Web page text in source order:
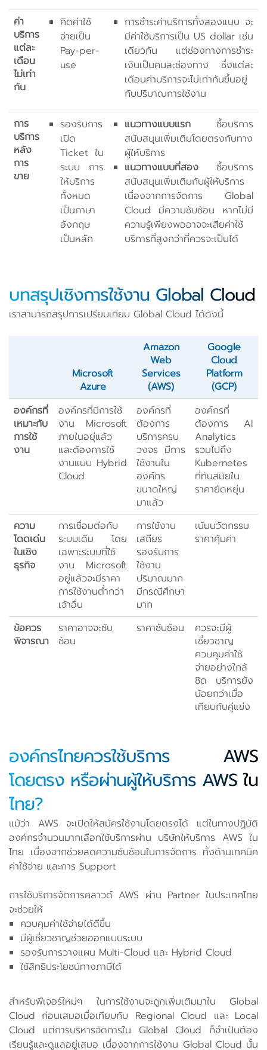
ค่า
บริการ
แต่ละ
เดือน
ไม่เท่า
กัน
คิดค่าใช้
จ่ายเป็น
Pay-per-
use
การชำระค่าบริการทั้งสองแบบ จะ
มีค่าใช้บริการเป็น US dollar เช่น
เดียวกัน แต่ช่องทางการชำระ
เงินเป็นคนละช่องทาง ซึ่งแต่ละ
เดือนค่าบริการจะไม่เท่ากันขึ้นอยู่
กับปริมาณการใช้งาน
การ
บริการ
หลัง
การ
ขาย
รองรับการ
เปิด
Ticket ใน
ระบบ การ
ให้บริการ
ทั้งหมด
เป็นภาษา
อังกฤษ
เป็นหลัก
แนวทางแบบแรก ซื้อบริการ
สนับสนุนเพิ่มเติมโดยตรงกับทาง
ผู้ให้บริการ
แนวทางแบบที่สอง ซื้อบริการ
สนับสนุนเพิ่มเติมกับผู้ให้บริการ
เนื่องจากการจัดการ Global
Cloud มีความซับซ้อน หากไม่มี
ความรู้เพียงพออาจจะเสียค่าใช้
บริการที่สูงกว่าที่ควรจะเป็นได้
บทสรุปเชิงการใช้งาน Global Cloud
เราสามารถสรุปการเปรียบเทียบ Global Cloud ได้ดังนี้
Microsoft
Azure
Amazon
Web
Services
(AWS)
Google
Cloud
Platform
(GCP)
องค์กรที่
เหมาะกับ
การใช้
งาน
องค์กรที่มีการใช้
งาน Microsoft
ภายในอยุ่แล้ว
และต้องการใช้
งานแบบ Hybrid
Cloud
องค์กรที่
ต้องการ
บริการครบ
วงจร มีการ
ใช้งานใน
องค์กร
ขนาดใหญ่
มาแล้ว
องค์กรที่
ต้องการ AI
Analytics
รวมไปถึง
Kubernetes
ที่ทันสมัยใน
ราคายืดหยุ่น
ความ
โดดเด่น
ในเชิง
ธุรกิจ
การเชื่อมต่อกับ
ระบบเดิม โดย
เฉพาะระบบที่ใช้
งาน Microsoft
อยู่แล้วจะมีราคา
การใช้งานต่ำกว่า
เจ้าอื่น
การใช้งาน
เสถียร
รองรับการ
ใช้งาน
ปริมาณมาก
มีกรณีศึกษา
มาก
เน้นนวัตกรรม
ราคาคุ้มค่า
ข้อควร
พิจารณา
ราคาอาจจะซับ
ซ้อน
ราคาซับซ้อน
ควรจะมีผู้
เชี่ยวชาญ
ควบคุมค่าใช้
จ่ายอย่างใกล้
ชิด บริการยัง
น้อยกว่าเมื่อ
เทียบกับคู่แข่ง
องค์กรไทยควรใช้บริการ AWS
โดยตรง หรือผ่านผู้ให้บริการ AWS ใน
ไทย?
แม้ว่า AWS จะเปิดให้สมัครใช้งานโดยตรงได้ แต่ในทางปฏิบัติ
องค์กรจำนวนมากเลือกใช้บริการผ่าน บริษัทให้บริการ AWS ใน
ไทย เนื่องจากช่วยลดความซับซ้อนในการจัดการ ทั้งด้านเทคนิค
ค่าใช้จ่าย และการ Support
การใช้บริการจัดการคลาวด์ AWS ผ่าน Partner ในประเทศไทย
จะช่วยให้
ควบคุมค่าใช้จ่ายได้ดีขึ้น
มีผู้เชี่ยวชาญช่วยออกแบบระบบ
รองรับการวางแผน Multi-Cloud และ Hybrid Cloud
ใช้สิทธิประโยชน์ทางภาษีได้
สำหรับฟีเจอร์ใหม่ๆ ในการใช้งานจะถูกเพิ่มเติมมาใน Global
Cloud ก่อนเสมอเมื่อเทียบกับ Regional Cloud และ Local
Cloud แต่การบริหารจัดการใน Global Cloud ก็จำเป้นต้อง
เรียนรู้และดูแลอยู่เสมอ เนื่องจากการใช้งาน Global Cloud นั้น